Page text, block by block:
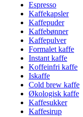
Espresso
Kaffekapsler
Kaffepuder
Kaffebønner
Kaffepulver
Formalet kaffe
Instant kaffe
Koffeinfri kaffe
Iskaffe
Cold brew kaffe
Økologisk kaffe
Kaffesukker
Kaffesirup